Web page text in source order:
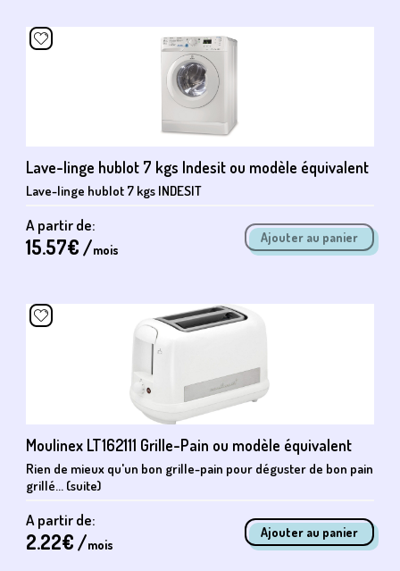
Lave-linge hublot 7 kgs Indesit ou modèle équivalent
Lave-linge hublot 7 kgs INDESIT
A partir de:
15.57€ /mois
Moulinex LT162111 Grille-Pain ou modèle équivalent
Rien de mieux qu'un bon grille-pain pour déguster de bon pain
grillé... (suite)
A partir de:
2.22€ /mois